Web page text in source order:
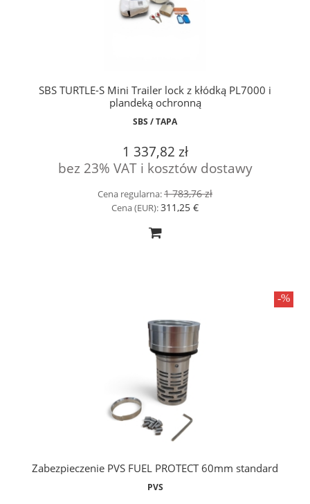
SBS TURTLE-S Mini Trailer lock z kłódką PL7000 i
plandeką ochronną
SBS / TAPA
1 337,82 zł
bez 23% VAT i kosztów dostawy
Cena regularna:1 783,76 zł
Cena (EUR):311,25 €
Zabezpieczenie PVS FUEL PROTECT 60mm standard
PVS